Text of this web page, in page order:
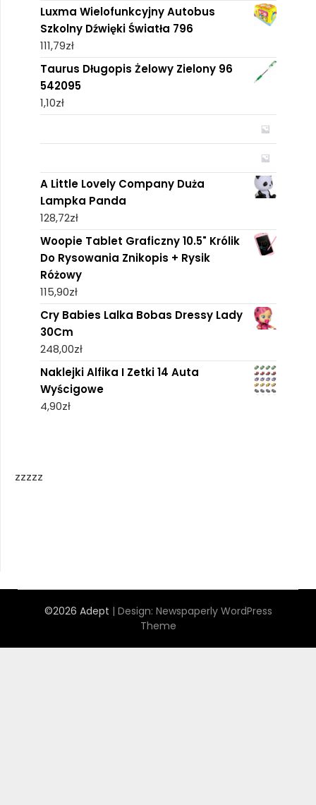
Luxma Wielofunkcyjny Autobus
Szkolny Dźwięki Światła 796
111,79zł
Taurus Długopis Żelowy Zielony 96
542095
1,10zł
A Little Lovely Company Duża
Lampka Panda
128,72zł
Woopie Tablet Graficzny 10.5" Królik
Do Rysowania Znikopis + Rysik
Różowy
115,90zł
Cry Babies Lalka Bobas Dressy Lady
30Cm
248,00zł
Naklejki Alfika I Zetki 14 Auta
Wyścigowe
4,90zł
zzzzz
©2026 Adept | Design: Newspaperly WordPress
Theme